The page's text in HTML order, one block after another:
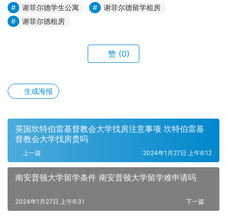
谢菲尔德学生公寓
谢菲尔德留学租房
谢菲尔德租房
赞 (0)
生成海报
英国坎特伯雷基督教会大学找房注意事项 坎特伯雷基
督教会大学找房贵吗
上一篇 2024年1月27日 上午6:12
南安普顿大学留学条件 南安普顿大学留学难申请吗
下一篇
2024年1月27日 上午6:31